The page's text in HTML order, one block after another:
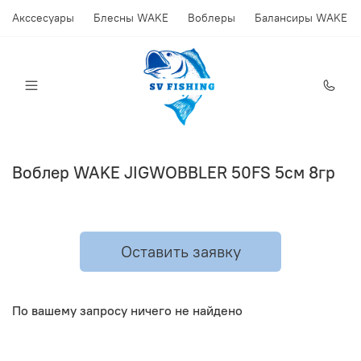
Акссесуары Блесны WAKE Воблеры Балансиры WAKE
Воблер WAKE JIGWOBBLER 50FS 5см 8гр
Оставить заявку
По вашему запросу ничего не найдено